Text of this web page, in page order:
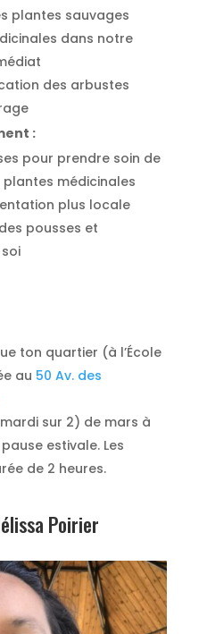
plantes sauvages
dans notre
des arbustes
:
pour prendre soin de
médicinales
plus locale
pousses et
ton quartier (à l’École
au 50 Av. des
mardi sur 2) de mars à
estivale. Les
de 2 heures.
Poirier